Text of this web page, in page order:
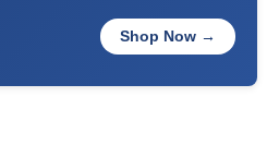
Shop Now →